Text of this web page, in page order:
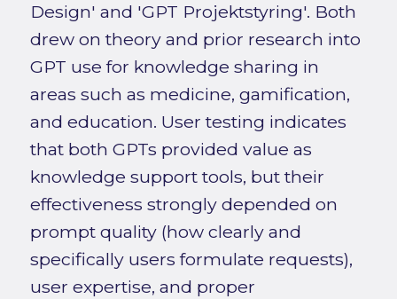
Design' and 'GPT Projektstyring'. Both
drew on theory and prior research into
GPT use for knowledge sharing in
areas such as medicine, gamification,
and education. User testing indicates
that both GPTs provided value as
knowledge support tools, but their
effectiveness strongly depended on
prompt quality (how clearly and
specifically users formulate requests),
user expertise, and proper